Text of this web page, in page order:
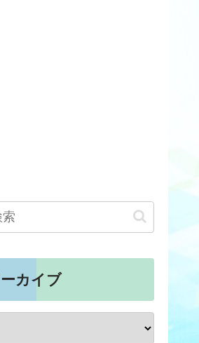
カイブ